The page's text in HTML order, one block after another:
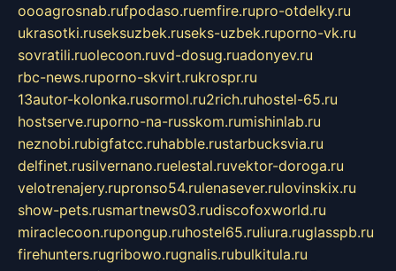
oooagrosnab.rufpodaso.ruemfire.rupro-otdelky.ru
ukrasotki.ruseksuzbek.ruseks-uzbek.ruporno-vk.ru
sovratili.ruolecoon.ruvd-dosug.ruadonyev.ru
rbc-news.ruporno-skvirt.rukrospr.ru
13autor-kolonka.rusormol.ru2rich.ruhostel-65.ru
hostserve.ruporno-na-russkom.rumishinlab.ru
neznobi.rubigfatcc.ruhabble.rustarbucksvia.ru
delfinet.rusilvernano.ruelestal.ruvektor-doroga.ru
velotrenajery.rupronso54.rulenasever.rulovinskix.ru
show-pets.rusmartnews03.rudiscofoxworld.ru
miraclecoon.rupongup.ruhostel65.ruliura.ruglasspb.ru
firehunters.rugribowo.rugnalis.rubulkitula.ru